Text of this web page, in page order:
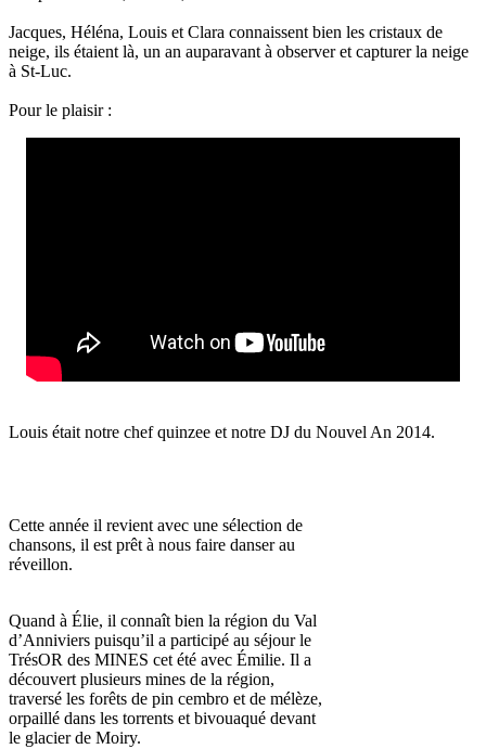
Jacques, Héléna, Louis et Clara connaissent bien les cristaux de
neige, ils étaient là, un an auparavant à observer et capturer la neige
à St-Luc.
Pour le plaisir :
Louis était notre chef quinzee et notre DJ du Nouvel An 2014.
Cette année il revient avec une sélection de
chansons, il est prêt à nous faire danser au
réveillon.
Quand à Élie, il connaît bien la région du Val
d’Anniviers puisqu’il a participé au séjour le
TrésOR des MINES cet été avec Émilie. Il a
découvert plusieurs mines de la région,
traversé les forêts de pin cembro et de mélèze,
orpaillé dans les torrents et bivouaqué devant
le glacier de Moiry.